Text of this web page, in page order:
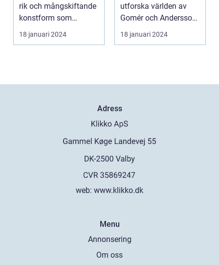
rik och mångskiftande
konstform som
härstammar från
Australiens...
18 januari 2024
utforska världen av
Gomér och Andersson
konst, dess olik...
18 januari 2024
Adress
web: www.klikko.dk
Menu
Annonsering
Om oss